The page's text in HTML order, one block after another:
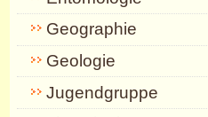
Geographie
Geologie
Jugendgruppe